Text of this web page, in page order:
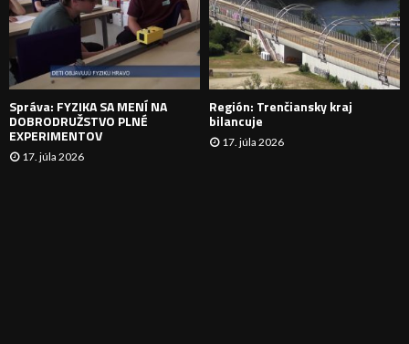
N
I
E
Správa: FYZIKA SA MENÍ NA
DOBRODRUŽSTVO PLNÉ
EXPERIMENTOV
17. júla 2026
Región: Trenčiansky kraj
bilancuje
17. júla 2026